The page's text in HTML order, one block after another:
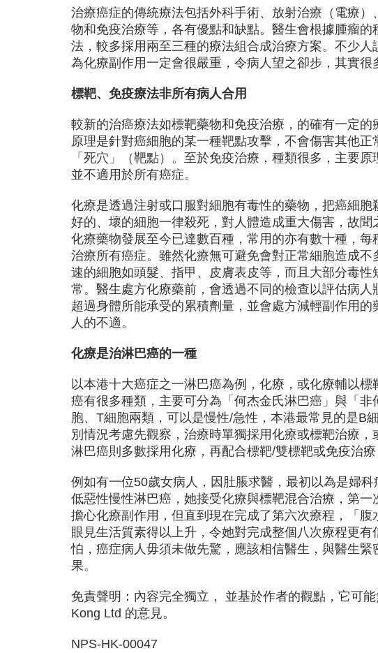
治療癌症的傳統療法包括外科手術、放射治療（電療
物和免疫治療等，各有優點和缺點。醫生會根據腫瘤
法，較多採用兩至三種的療法組合成治療方案。不少
為化療副作用一定會很嚴重，令病人望之卻步，其實很
標靶、免疫療法非所有病人合用
較新的治癌療法如標靶藥物和免疫治療，的確有一定
原理是針對癌細胞的某一種靶點攻擊，不會傷害其他
「死穴」（靶點）。至於免疫治療，種類很多，主要
並不適用於所有癌症。
化療是透過注射或口服對細胞有毒性的藥物，把癌細
好的、壞的細胞一律殺死，對人體造成重大傷害，故聞
化療藥物發展至今已達數百種，常用的亦有數十種，
治療所有癌症。雖然化療無可避免會對正常細胞造成
速的細胞如頭髮、指甲、皮膚表皮等，而且大部分毒
常。醫生處方化療藥前，會透過不同的檢查以評估病
超過身體所能承受的累積劑量，並會處方減輕副作用
人的不適。
化療是治淋巴癌的一種
以本港十大癌症之一淋巴癌為例，化療，或化療輔以
癌有很多種類，主要可分為「何杰金氏淋巴癌」與「
胞、T細胞兩類，可以是慢性/急性，本港最常見的是B
別情況考慮先觀察，治療時單獨採用化療或標靶治療
淋巴癌則多數採用化療，再配合標靶/雙標靶或免疫治
例如有一位50歲女病人，因肚脹求醫，最初以為是婦
低惡性慢性淋巴癌，她接受化療與標靶混合治療，第
擔心化療副作用，但直到現在完成了第六次療程，「腹
眼見生活質素得以上升，令她對完成整個八次療程更
怕，癌症病人毋須未做先驚，應該相信醫生，與醫生
果。
免責聲明：內容完全獨立， 並基於作者的觀點，它可
Kong Ltd 的意見。
NPS-HK-00047